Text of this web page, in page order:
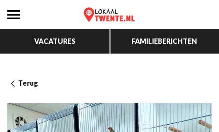
VACATURES FAMILIEBERICHTEN
Terug